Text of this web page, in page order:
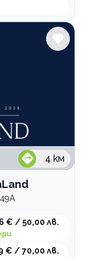
4 км
€ / 50,00 лв.
€ / 70,00 лв.